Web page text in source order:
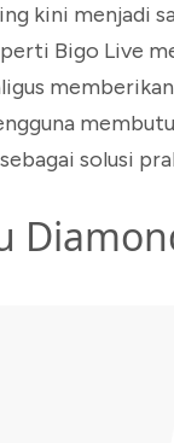
kini menjadi
Bigo Live
solusi